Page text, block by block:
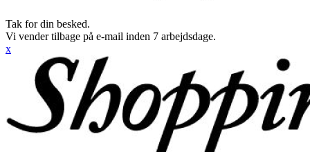
Tak for din besked.
Vi vender tilbage på e-mail inden 7 arbejdsdage.
x